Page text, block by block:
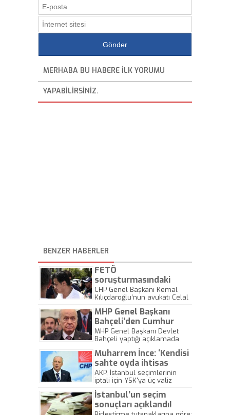
MERHABA BU HABERE ILK YORUMU
YAPABILIRSINIZ.
BENZER HABERLER
FETÖ
soruşturmasındaki
Kılıçdaroğlu’nun
avukatına verilen ceza
belli oldu
CHP Genel Başkanı Kemal
Kılıçdaroğlu’nun avukatı Celal
soruşturma tamamlandı.
Savcılık, avukat Çelik hakkında
"Silahlı terör örgütüne üye
olmamakla birlikte örgüte
yardım", "Kamu görevlisine
alenen hakaret", "Terör örgütü
propagandası yapma"
suçlarından 11 yıl 11 aydan 40
yıla kadar hapis cezası
talebiyle iddianame
düzenlendi.
MHP Genel Başkanı
Bahçeli’den Cumhur
İttifakı açıklaması
MHP Genel Başkanı Devlet
Bahçeli yaptığı açıklamada
“Cumhur ittifakı Türk milletinin
takdiri ve ufuk bayrağıdır.
Cumhur İttifakı çevresinde vızır
vızır fitne kazısı yapanlara
hem sırtımız dönük hem de
kapımız örtüktür. Karar ve
kanaatimiz odur ki, Cumhur
İttiakı'na özenle ve önemle
sahip çıkılmalı” dedi.
Muharrem İnce: ‘Kendisi
sahte oyda ihtisas
sahibidir ‘
AKP, İstanbul seçimlerinin
iptali için YSK'ya üç valiz
dolusu belge ile başvuruda
bulundu.
İstanbul’un seçim
sonuçları açıklandı!